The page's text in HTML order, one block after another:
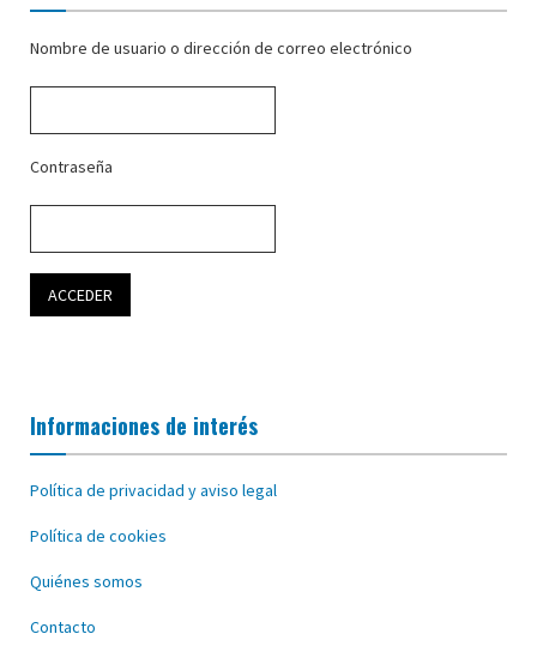
Nombre de usuario o dirección de correo electrónico
Contraseña
Informaciones de interés
Política de privacidad y aviso legal
Política de cookies
Quiénes somos
Contacto